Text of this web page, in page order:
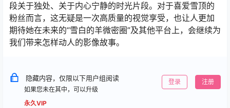
段关于独处、关于内心宁静的时光片段。对于喜爱雪顶的
粉丝而言，这无疑是一次高质量的视觉享受，也让人更加
期待她在未来的“雪白的羊微密圈”及其他平台上，会继续为
我们带来怎样动人的影像故事。
隐藏内容，仅限以下用户组阅读
如果您未在其中，可以升级
永久VIP
登录 注册